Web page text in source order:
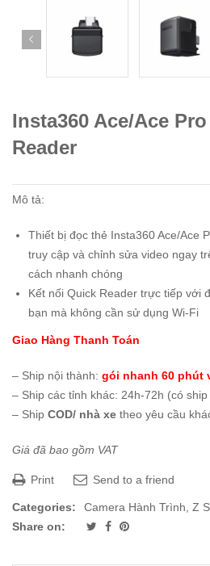
Insta360 Ace/Ace
Reader
Mô tả:
Thiết bị đọc thẻ Insta360 Ace/Ace
truy cập và chỉnh sửa video ngay
cách nhanh chóng
Kết nối Quick Reader trực tiếp với
bạn mà không cần sử dụng Wi-Fi
Giao Hàng Thanh Toán
– Ship nội thành: gói nhanh 60 phút
– Ship các tỉnh khác: 24h-72h (có
– Ship COD/ nhà xe theo yêu cầu
Giá đã bao gồm VAT
Print Send to a friend
Categories: Camera Hành Trình Z
Share on: